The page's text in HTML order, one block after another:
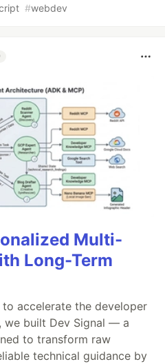
#webdev
Multi-
Long-Term
accelerate the developer
we built Dev Signal — a
to transform raw
technical guidance by